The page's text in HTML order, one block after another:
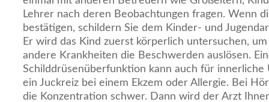
Lehrer nach deren Beobachtungen fragen. Wenn
bestätigen, schildern Sie dem Kinder- und
Er wird das Kind zuerst körperlich untersuchen,
andere Krankheiten die Beschwerden auslösen.
Schilddrüsenüberfunktion kann auch für innerliche
ein Juckreiz bei einem Ekzem oder Allergie. Bei
die Konzentration schwer. Dann wird der Arzt